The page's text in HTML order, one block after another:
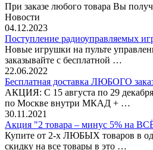
При заказе любого товара Вы
Новости
04.12.2023
Поступление радиоуправляемых
Новые игрушки на пульте
заказывайте с бесплатной …
22.06.2022
Бесплатная доставка ЛЮБОГО
АКЦИЯ: С 15 августа по 29 декабря
по Москве внутри МКАД + …
30.11.2021
Акция "2 товара – минус 5% на
Купите от 2-х ЛЮБЫХ товаров в
скидку на все товары в это …